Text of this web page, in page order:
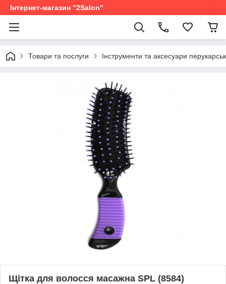
Інтернет-магазин "2Salon"
Товари та послуги Інструменти та аксесуари
Щітка для волосся масажна SPL (8584)